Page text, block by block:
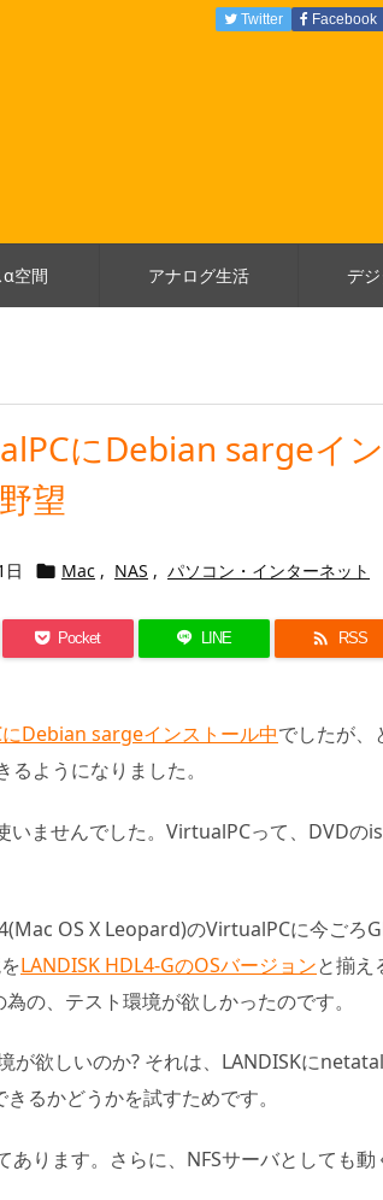
空間 アナログ生活 デ
Twitter Facebook
にDebian sargeイ
望
 Mac , NAS , パソコン・インターネット
Pocket LINE  RSS
Debian sargeインストール中でしたが、
ようになりました。
いませんでした。VirtualPCって、DVDの
OS X Leopard)のVirtualPCに今ごろ
LANDISK HDL4-GのOSバージョンと揃え
の、テスト環境が欲しかったのです。
が欲しいのか? それは、LANDISKに
るかどうかを試すためです。
あります。さらに、NFSサーバとしても動